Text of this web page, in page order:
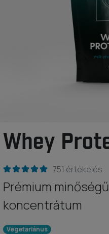
Whey
751 értékelés
Prémium
koncentrátum
Vegetariánus